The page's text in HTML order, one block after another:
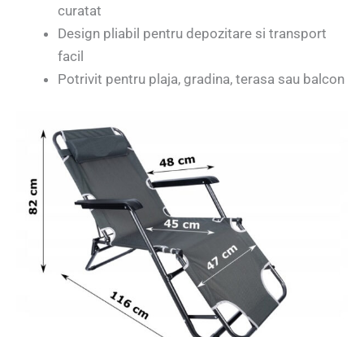
curatat
Design pliabil pentru depozitare si transport
facil
Potrivit pentru plaja, gradina, terasa sau balcon